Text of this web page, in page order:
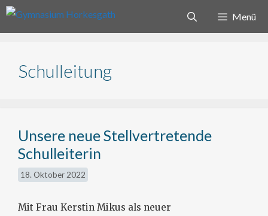
Zum
Menü
Schulleitung
Unsere neue Stellvertretende
Schulleiterin
18. Oktober 2022
Mit Frau Kerstin Mikus als neuer